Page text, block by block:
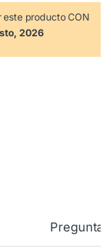
este producto CON
2026
81785287 cantidad